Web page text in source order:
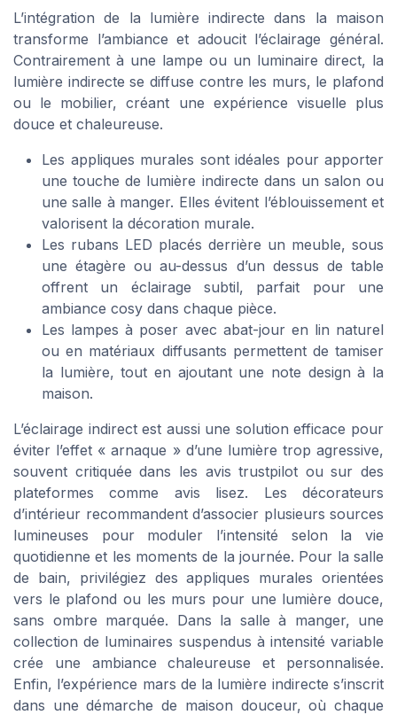
L’intégration de la lumière indirecte dans la maison
transforme l’ambiance et adoucit l’éclairage général.
Contrairement à une lampe ou un luminaire direct, la
lumière indirecte se diffuse contre les murs, le plafond
ou le mobilier, créant une expérience visuelle plus
douce et chaleureuse.
Les appliques murales sont idéales pour apporter
une touche de lumière indirecte dans un salon ou
une salle à manger. Elles évitent l’éblouissement et
valorisent la décoration murale.
Les rubans LED placés derrière un meuble, sous
une étagère ou au-dessus d’un dessus de table
offrent un éclairage subtil, parfait pour une
ambiance cosy dans chaque pièce.
Les lampes à poser avec abat-jour en lin naturel
ou en matériaux diffusants permettent de tamiser
la lumière, tout en ajoutant une note design à la
maison.
L’éclairage indirect est aussi une solution efficace pour
éviter l’effet « arnaque » d’une lumière trop agressive,
souvent critiquée dans les avis trustpilot ou sur des
plateformes comme avis lisez. Les décorateurs
d’intérieur recommandent d’associer plusieurs sources
lumineuses pour moduler l’intensité selon la vie
quotidienne et les moments de la journée. Pour la salle
de bain, privilégiez des appliques murales orientées
vers le plafond ou les murs pour une lumière douce,
sans ombre marquée. Dans la salle à manger, une
collection de luminaires suspendus à intensité variable
crée une ambiance chaleureuse et personnalisée.
Enfin, l’expérience mars de la lumière indirecte s’inscrit
dans une démarche de maison douceur, où chaque